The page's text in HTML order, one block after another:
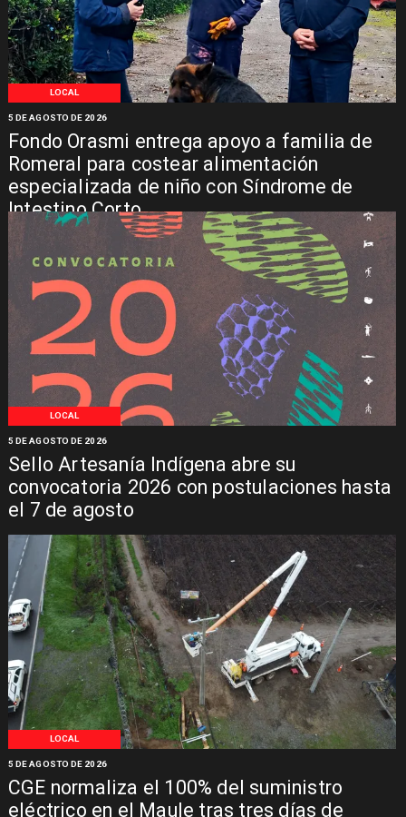
LOCAL
Fondo Orasmi entrega apoyo a familia de
Romeral para costear alimentación
especializada de niño con Síndrome de
Intestino Corto
5 DE AGOSTO DE 2026
LOCAL
Sello Artesanía Indígena abre su
convocatoria 2026 con postulaciones hasta
el 7 de agosto
5 DE AGOSTO DE 2026
LOCAL
CGE normaliza el 100% del suministro
eléctrico en el Maule tras tres días de
5 DE AGOSTO DE 2026